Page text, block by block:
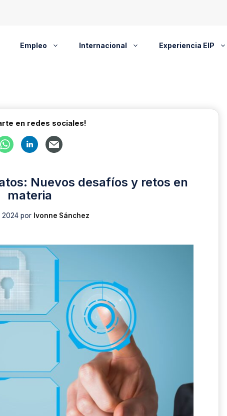
Empleo Internacional Experiencia EIP
en redes sociales!
Nuevos desafíos y retos en
materia
2024 por Ivonne Sánchez